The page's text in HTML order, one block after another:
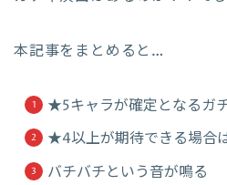
本記事をまとめると…
★5キャラが確定となるガ
★4以上が期待できる場合
バチバチという音が鳴る